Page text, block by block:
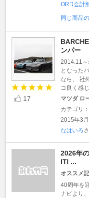
ORD会計
同じ商品
17
ンパー
2014.11
となった
なら、 社
コ良く感
マツダ ロ
カテゴリ
2015年3
なはいろ
2026年
ITI ...
オススメ
40周年を
ナビより